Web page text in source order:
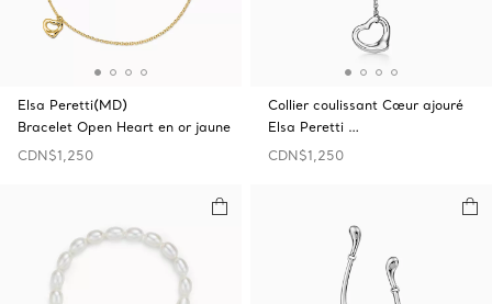
Elsa Peretti(MD)
Bracelet Open‎ Heart en or jaune
CDN$1,250
Collier coulissant Cœur ajouré
Elsa Peretti …
CDN$1,250